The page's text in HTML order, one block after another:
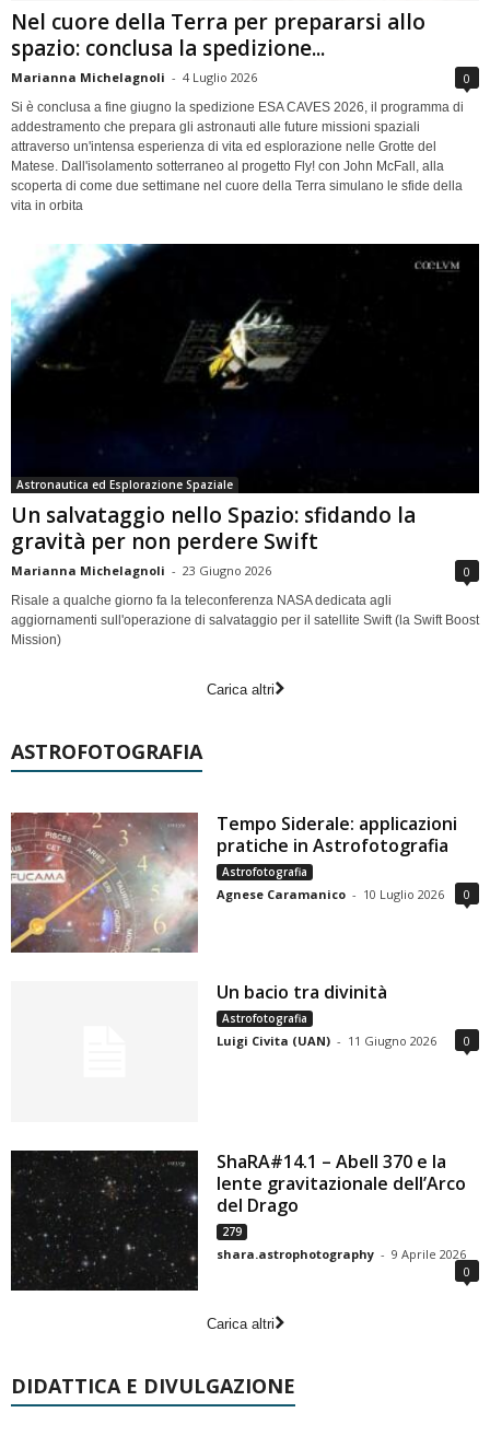
Nel cuore della Terra per prepararsi allo
spazio: conclusa la spedizione...
Marianna Michelagnoli - 4 Luglio 2026 0
Si è conclusa a fine giugno la spedizione ESA CAVES 2026, il programma di
addestramento che prepara gli astronauti alle future missioni spaziali
attraverso un'intensa esperienza di vita ed esplorazione nelle Grotte del
Matese. Dall'isolamento sotterraneo al progetto Fly! con John McFall, alla
scoperta di come due settimane nel cuore della Terra simulano le sfide della
vita in orbita
Astronautica ed Esplorazione Spaziale
Un salvataggio nello Spazio: sfidando la
gravità per non perdere Swift
Marianna Michelagnoli - 23 Giugno 2026 0
Risale a qualche giorno fa la teleconferenza NASA dedicata agli
aggiornamenti sull'operazione di salvataggio per il satellite Swift (la Swift Boost
Mission)
Carica altri
ASTROFOTOGRAFIA
Tempo Siderale: applicazioni
pratiche in Astrofotografia
Astrofotografia
Agnese Caramanico - 10 Luglio 2026 0
Un bacio tra divinità
Astrofotografia
Luigi Civita (UAN) - 11 Giugno 2026 0
ShaRA#14.1 – Abell 370 e la
lente gravitazionale dell’Arco
del Drago
279
shara.astrophotography - 9 Aprile 2026
0
Carica altri
DIDATTICA E DIVULGAZIONE